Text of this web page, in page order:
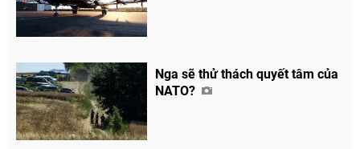
Nga sẽ thử thách quyết tâm của
NATO?